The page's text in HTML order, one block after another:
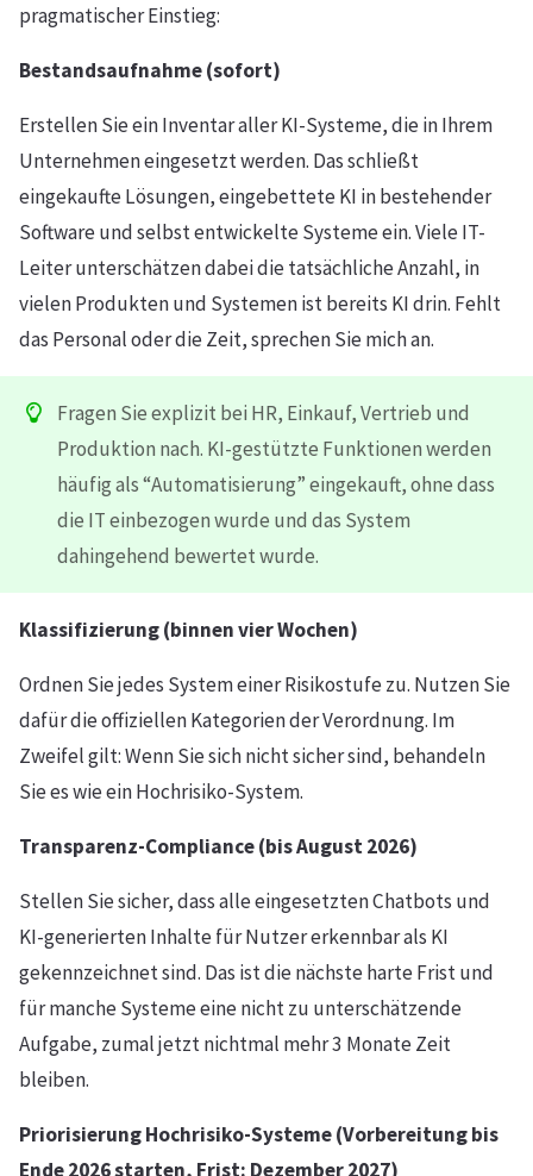
pragmatischer Einstieg:
Bestandsaufnahme (sofort)
Erstellen Sie ein Inventar aller KI-Systeme, die in Ihrem
Unternehmen eingesetzt werden. Das schließt
eingekaufte Lösungen, eingebettete KI in bestehender
Software und selbst entwickelte Systeme ein. Viele IT-
Leiter unterschätzen dabei die tatsächliche Anzahl, in
vielen Produkten und Systemen ist bereits KI drin. Fehlt
das Personal oder die Zeit, sprechen Sie mich an.
Fragen Sie explizit bei HR, Einkauf, Vertrieb und
Produktion nach. KI-gestützte Funktionen werden
häufig als “Automatisierung” eingekauft, ohne dass
die IT einbezogen wurde und das System
dahingehend bewertet wurde.
Klassifizierung (binnen vier Wochen)
Ordnen Sie jedes System einer Risikostufe zu. Nutzen Sie
dafür die offiziellen Kategorien der Verordnung. Im
Zweifel gilt: Wenn Sie sich nicht sicher sind, behandeln
Sie es wie ein Hochrisiko-System.
Transparenz-Compliance (bis August 2026)
Stellen Sie sicher, dass alle eingesetzten Chatbots und
KI-generierten Inhalte für Nutzer erkennbar als KI
gekennzeichnet sind. Das ist die nächste harte Frist und
für manche Systeme eine nicht zu unterschätzende
Aufgabe, zumal jetzt nichtmal mehr 3 Monate Zeit
bleiben.
Priorisierung Hochrisiko-Systeme (Vorbereitung bis
Ende 2026 starten, Frist: Dezember 2027)